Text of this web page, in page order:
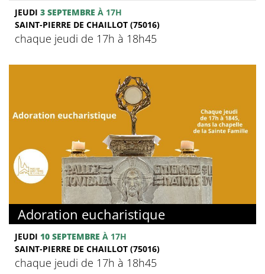
JEUDI 3 SEPTEMBRE À 17H
SAINT-PIERRE DE CHAILLOT (75016)
chaque jeudi de 17h à 18h45
Adoration eucharistique
JEUDI 10 SEPTEMBRE À 17H
SAINT-PIERRE DE CHAILLOT (75016)
chaque jeudi de 17h à 18h45